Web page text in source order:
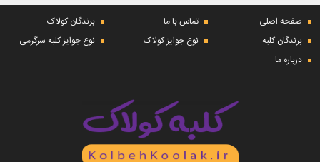
صفحه اصلی تماس با ما
برندگان کولاک
برندگان کلبه
نوع جوایز کولاک
نوع جوایز کلبه سرگرمی
درباره ما